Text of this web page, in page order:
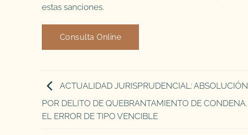
estas sanciones.
Consulta Online
ACTUALIDAD JURISPRUDENCIAL: ABSOLUCIÓN
POR DELITO DE QUEBRANTAMIENTO DE CONDENA.
EL ERROR DE TIPO VENCIBLE